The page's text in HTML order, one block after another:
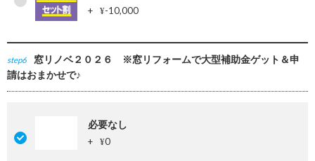
+ ¥-10,000
step6
窓リノベ２０２６ ※窓リフォームで大型補助金ゲット＆申
請はおまかせで♪
必要なし
+ ¥0